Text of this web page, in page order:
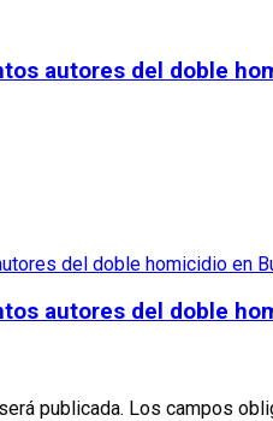
autores del doble
autores del doble
publicada. Los campos